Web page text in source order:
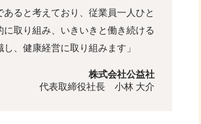
ると考えており、従業員一人ひと
取り組み、いきいきと働き続ける
、健康経営に取り組みます」
株式会社公益社
代表取締役社長 小林 大介